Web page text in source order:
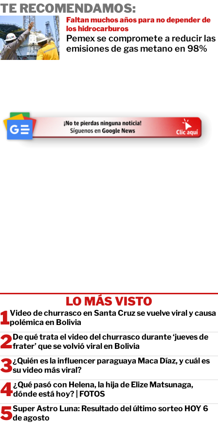
TE RECOMENDAMOS:
Faltan muchos años para no depender de
los hidrocarburos
Pemex se compromete a reducir las
emisiones de gas metano en 98%
LO MÁS VISTO
Video de churrasco en Santa Cruz se vuelve viral y causa
polémica en Bolivia
De qué trata el video del churrasco durante ‘jueves de
frater’ que se volvió viral en Bolivia
¿Quién es la influencer paraguaya Maca Díaz, y cuál es
su video más viral?
¿Qué pasó con Helena, la hija de Elize Matsunaga,
dónde está hoy? | FOTOS
Super Astro Luna: Resultado del último sorteo HOY 6
de agosto